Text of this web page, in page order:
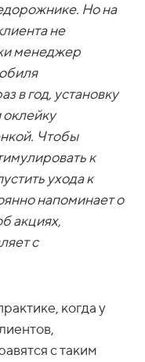
Но на
не
менеджер
в год, установку
оклейку
Чтобы
к
ухода к
напоминает о
акциях,
с
когда у
с таким